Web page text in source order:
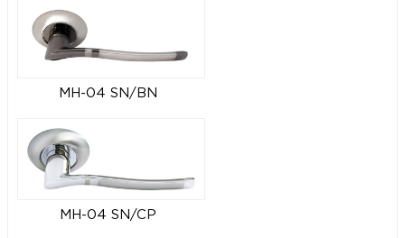
MH-04 SN/BN
MH-04 SN/CP